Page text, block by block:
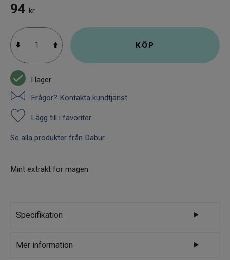
94 kr
KÖP
I lager
Frågor? Kontakta kundtjänst
Lägg till i favoriter
Se alla produkter från Dabur
Mint extrakt för magen.
Specifikation
Varumärke
Mer information